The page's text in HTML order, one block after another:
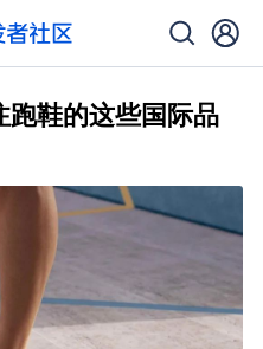
鞋的这些国际品